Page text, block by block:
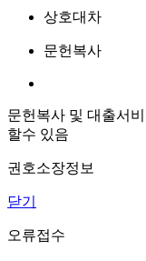
상호대차
문헌복사
문헌복사 및 대출서
할수 있음
권호소장정보
닫기
오류접수